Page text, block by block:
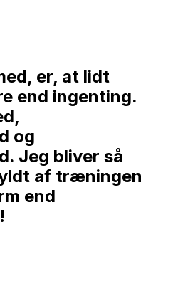
er, at lidt
end ingenting.
og
Jeg bliver så
af træningen
end